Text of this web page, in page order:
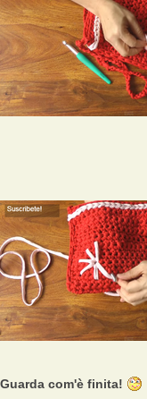
Guarda com'è finita!